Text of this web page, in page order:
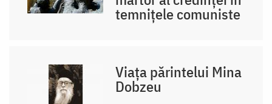
temnițele comuniste
Viața părintelui Mina
Dobzeu